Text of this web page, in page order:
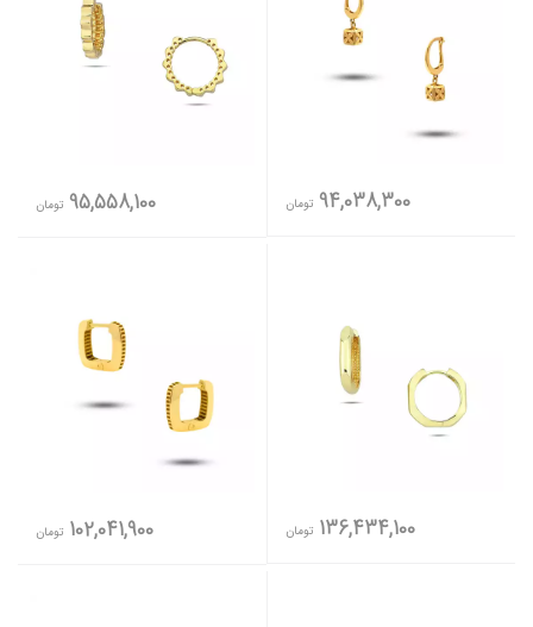
94,038,300 تومان 95,558,100 تومان
136,434,100 تومان 102,041,900 تومان